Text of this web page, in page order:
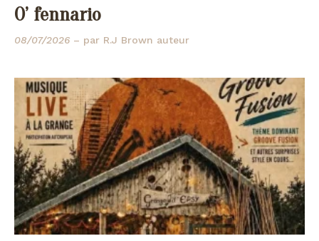
O’ fennario
08/07/2026 – par R.J Brown auteur